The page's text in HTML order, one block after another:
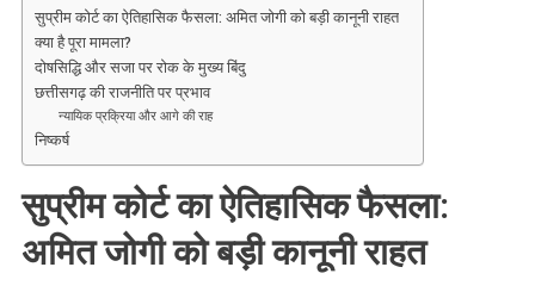
कोर्ट
हत्या
के
मामले
में
सजा
सुप्रीम कोर्ट का ऐतिहासिक फैसला: अमित जोगी को बड़ी कानूनी राहत
क्या है पूरा मामला?
दोषसिद्धि और सजा पर रोक के मुख्य बिंदु
छत्तीसगढ़ की राजनीति पर प्रभाव
न्यायिक प्रक्रिया और आगे की राह
निष्कर्ष
सुप्रीम कोर्ट का ऐतिहासिक फैसला:
अमित जोगी को बड़ी कानूनी राहत